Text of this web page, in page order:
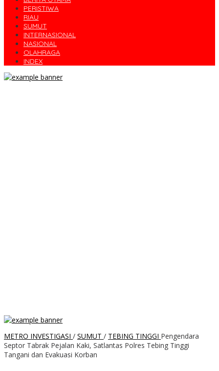
PERISTIWA
RIAU
SUMUT
INTERNASIONAL
NASIONAL
OLAHRAGA
INDEX
METRO INVESTIGASI / SUMUT / TEBING TINGGI Pengendara
Septor Tabrak Pejalan Kaki, Satlantas Polres Tebing Tinggi
Tangani dan Evakuasi Korban